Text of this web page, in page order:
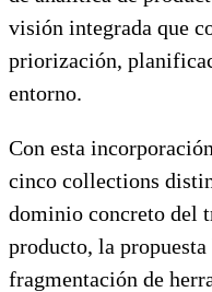
visión integrada que
priorización,
entorno.
Con esta
cinco collections
dominio concreto del
producto, la
fragmentación de